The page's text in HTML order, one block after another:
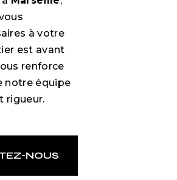
à votre
est avant
renforce
notre équipe
rigueur.
NOUS